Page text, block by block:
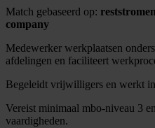
Match gebaseerd op: reststromen
company
Medewerker werkplaatsen
afdelingen en faciliteert
Begeleidt vrijwilligers en werkt
Vereist minimaal mbo-niveau 3
vaardigheden.